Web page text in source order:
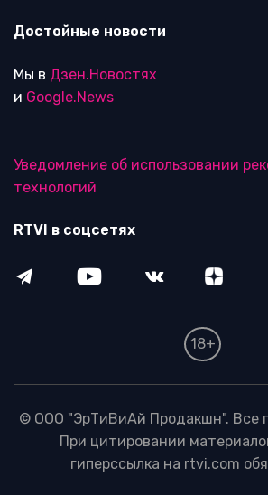
Достойные новости
Мы в Дзен.Новостях
и Google.News
Уведомление об использовании
технологий
RTVI в соцсетях
18+
© ООО "ЭрТиВиАй Продакшн". Все
При цитировании
гиперссылка на rtvi.com